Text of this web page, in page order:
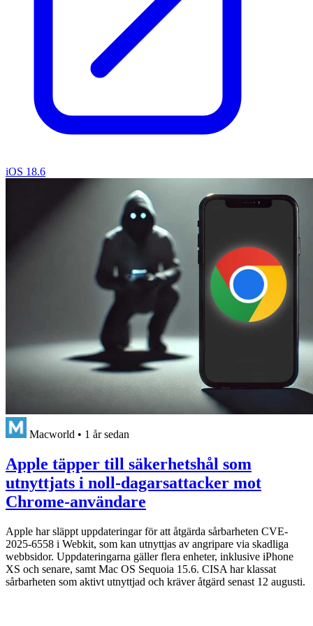
iOS 18.6
Macworld • 1 år sedan
Apple täpper till säkerhetshål som
utnyttjats i noll-dagarsattacker mot
Chrome-användare
Apple har släppt uppdateringar för att åtgärda sårbarheten CVE-
2025-6558 i Webkit, som kan utnyttjas av angripare via skadliga
webbsidor. Uppdateringarna gäller flera enheter, inklusive iPhone
XS och senare, samt Mac OS Sequoia 15.6. CISA har klassat
sårbarheten som aktivt utnyttjad och kräver åtgärd senast 12 augusti.